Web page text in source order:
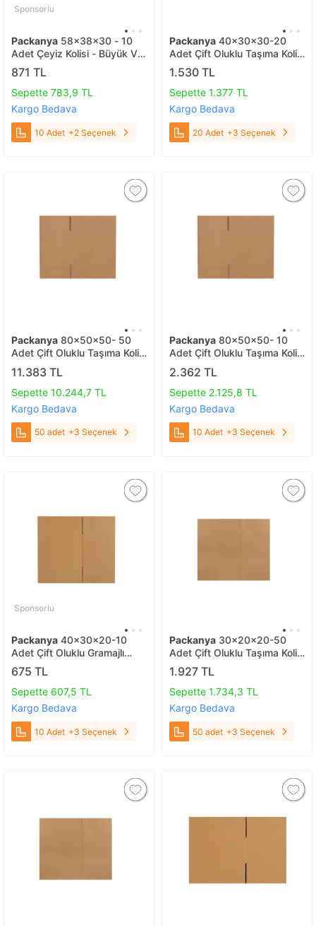
Sponsorlu
Packanya 58x38x30 - 10
Adet Çeyiz Kolisi - Büyük Ve
Sağlam 10 Adet
871 TL
Sepette 783,9 TL
Kargo Bedava
10 Adet +2 Seçenek
Packanya 40x30x30-20
Adet Çift Oluklu Taşıma Kolisi
20 Adet
1.530 TL
Sepette 1.377 TL
Kargo Bedava
20 Adet +3 Seçenek
Packanya 80x50x50- 50
Adet Çift Oluklu Taşıma Kolisi
50 adet
11.383 TL
Sepette 10.244,7 TL
Kargo Bedava
50 adet +3 Seçenek
Packanya 80x50x50- 10
Adet Çift Oluklu Taşıma Kolisi
10 Adet
2.362 TL
Sepette 2.125,8 TL
Kargo Bedava
10 Adet +3 Seçenek
Sponsorlu
Packanya 40x30x20-10
Adet Çift Oluklu Gramajlı
Koliler 10 Adet
675 TL
Sepette 607,5 TL
Kargo Bedava
10 Adet +3 Seçenek
Packanya 30x20x20-50
Adet Çift Oluklu Taşıma Kolisi
50 adet
1.927 TL
Sepette 1.734,3 TL
Kargo Bedava
50 adet +3 Seçenek